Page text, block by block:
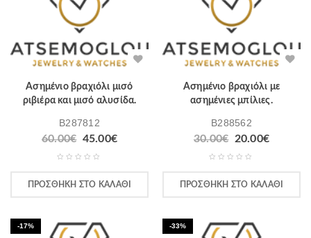
Ασημένιο βραχιόλι μισό
ριβιέρα και μισό αλυσίδα.
B287812
60.00€ 45.00€
ΠΡΟΣΘΉΚΗ ΣΤΟ ΚΑΛΆΘΙ
Ασημένιο βραχιόλι με
ασημένιες μπίλιες.
B288562
30.00€ 20.00€
ΠΡΟΣΘΉΚΗ ΣΤΟ ΚΑΛΆΘΙ
-17% -33%